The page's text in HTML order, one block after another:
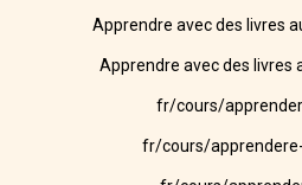
Apprendre avec des livres
Apprendre avec des livres
fr/cours/
fr/cours/